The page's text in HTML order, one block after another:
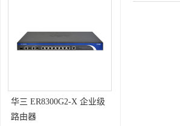
华三 ER8300G2-X 企业级
路由器